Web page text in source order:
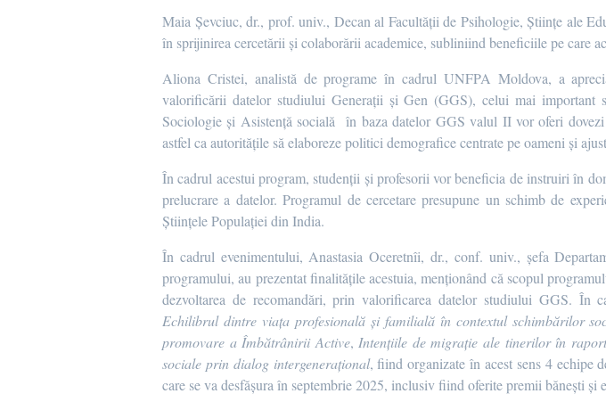
Maia Șevciuc, dr., prof. univ., Decan al Facultății de Psihologie, Științe ale
în sprijinirea cercetării și colaborării academice, subliniind beneficiile pe care
Aliona Cristei, analistă de programe în cadrul UNFPA Moldova, a
valorificării datelor studiului Generații și Gen (GGS), celui mai
Sociologie și Asistență socială în baza datelor GGS valul II vor oferi
astfel ca autoritățile să elaboreze politici demografice centrate pe oameni și
În cadrul acestui program, studenții și profesorii vor beneficia de instruiri în
prelucrare a datelor. Programul de cercetare presupune un schimb de
Științele Populației din India.
În cadrul evenimentului, Anastasia Oceretnîi, dr., conf. univ., șefa
programului, au prezentat finalitățile acestuia, menționând că scopul
dezvoltarea de recomandări, prin valorificarea datelor studiului GGS. În
Echilibrul dintre viața profesională și familială în contextul schimbărilor
promovare a Îmbătrânirii Active, Intențiile de migrație ale tinerilor în
sociale prin dialog intergenerațional, fiind organizate în acest sens 4 echipe
care se va desfășura în septembrie 2025, inclusiv fiind oferite premii bănești și